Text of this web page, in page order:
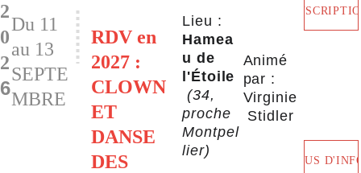
Du 11
au 13
SEPTE
MBRE
RDV en
2027 :
CLOWN
ET
DANSE
DES
Animé
par :
Virginie
Stidler
Lieu :
Hamea
u de
l'Étoile
(34,
proche
Montpel
lier)
PLUS
2
0
2
6